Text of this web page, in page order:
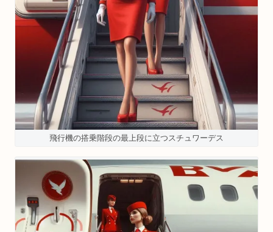
飛行機の搭乗階段の最上段に立つスチュワーデス